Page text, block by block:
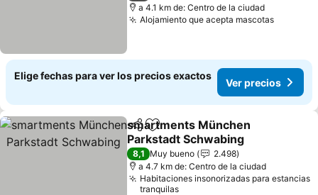
a 4.1 km de: Centro de la ciudad
Alojamiento que acepta mascotasVer
Elige fechas para ver los precios exactos
Ver precios
CompartirAgregar a favoritos
smartments München
Parkstadt Schwabing
Ver precios
8,1 Muy bueno
2.498
a 4.7 km de: Centro de la ciudad
Habitaciones insonorizadas para estancias
tranquilas